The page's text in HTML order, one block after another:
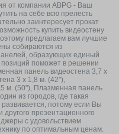
от компании ABPG - Ваш
на себе всю прелесть
заинтересует прокат
купить видеостену
предлагаем вам лучшие
собираются из
образующих единый
поможет в решении
панель видеостена 3,7 x
3 x 1,8 м. (42"),
м. (50"), Плазменная панель
из городов, где такая
развивается, потому если Вы
презентационного
с удовольствием
по оптимальным ценам.